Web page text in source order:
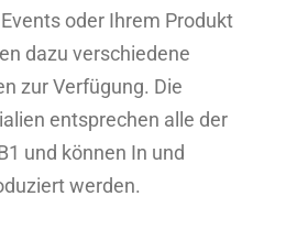
oder Ihrem Produkt
dazu verschiedene
zur Verfügung. Die
entsprechen alle der
und können In und
werden.